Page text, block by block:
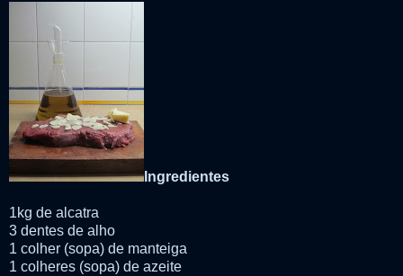
Ingredientes
1kg de alcatra
3 dentes de alho
1 colher (sopa) de manteiga
1 colheres (sopa) de azeite